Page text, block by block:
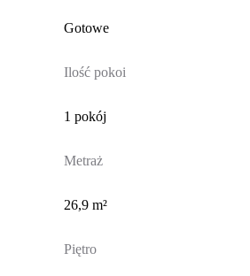
Gotowe
Ilość pokoi
1 pokój
Metraż
26,9 m²
Piętro